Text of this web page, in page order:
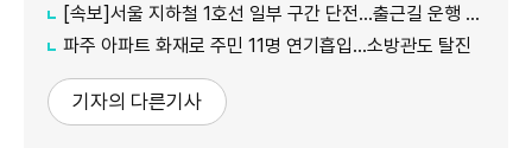
[속보]서울 지하철 1호선 일부 구간 단전…출근길 운행 지연
파주 아파트 화재로 주민 11명 연기흡입…소방관도 탈진
기자의 다른기사